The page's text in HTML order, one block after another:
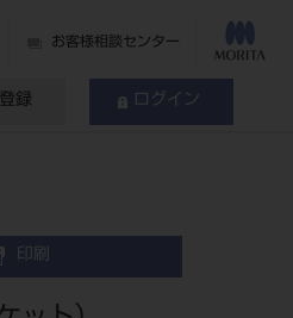
お客様相談センター
録 ログイン
印刷